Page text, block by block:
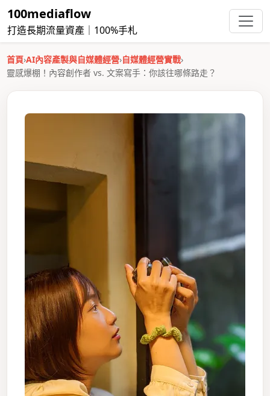
100mediaflow
打造長期流量資產｜100%手札
首頁›AI內容產製與自媒體經營›自媒體經營實戰›
靈感爆棚！內容創作者 vs. 文案寫手：你該往哪條路走？